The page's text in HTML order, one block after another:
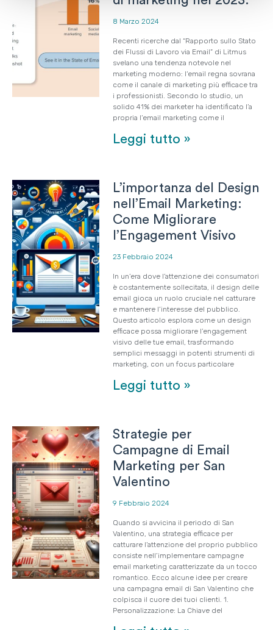
8 Marzo 2024
Recenti ricerche dal “Rapporto sullo Stato
dei Flussi di Lavoro via Email” di Litmus
svelano una tendenza notevole nel
marketing moderno: l‘email regna sovrana
come il canale di marketing più efficace tra
i professionisti. Secondo lo studio, un
solido 41% dei marketer ha identificato l’a
propria l’email marketing come il
Leggi tutto »
L’importanza del Design
nell’Email Marketing:
Come Migliorare
l’Engagement Visivo
23 Febbraio 2024
In un’era dove l’attenzione dei consumatori
è costantemente sollecitata, il design delle
email gioca un ruolo cruciale nel catturare
e mantenere l’interesse del pubblico.
Questo articolo esplora come un design
efficace possa migliorare l’engagement
visivo delle tue email, trasformando
semplici messaggi in potenti strumenti di
marketing, con un focus particolare
Leggi tutto »
Strategie per
Campagne di Email
Marketing per San
Valentino
9 Febbraio 2024
Quando si avvicina il periodo di San
Valentino, una strategia efficace per
catturare l’attenzione del proprio pubblico
consiste nell’implementare campagne
email marketing caratterizzate da un tocco
romantico. Ecco alcune idee per creare
una campagna email di San Valentino che
colpisca il cuore dei tuoi clienti. 1.
Personalizzazione: La Chiave del